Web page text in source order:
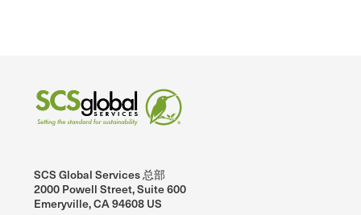
SCS Global Services 总部
2000 Powell Street, Suite 600
Emeryville, CA 94608 US